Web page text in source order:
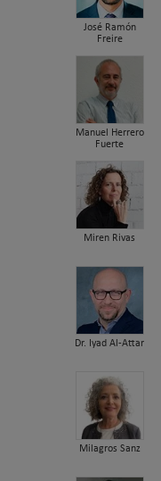
José Ramón
Freire
Manuel Herrero
Fuerte
Miren Rivas
Dr. Iyad Al-Attar
Milagros Sanz